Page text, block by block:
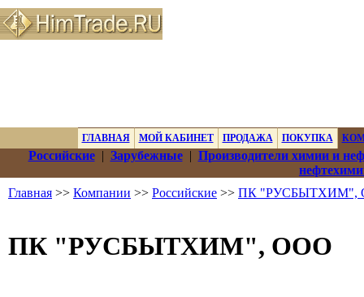
ГЛАВНАЯ МОЙ КАБИНЕТ ПРОДАЖА ПОКУПКА
Российские| Зарубежные| Производители химии и
Главная >> Компании >> Российские >> ПК "РУСБЫТХИМ",
ПК "РУСБЫТХИМ", ООО